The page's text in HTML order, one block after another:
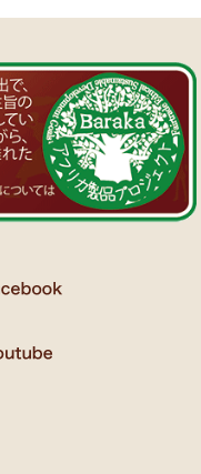
！～期間限定 在庫限り
ル～タンザニア産カシ
！
～期間限定 在庫限り
新入荷！トレーディン
もの～
荷～
ズの作品 新入荷！作家
慮したエシカル製品～
って毎日のように着てい
広める活動中！
ってすぐ着れるし、カフ
ているので、素肌寝（家
届きました。
。
わせるピアスを探してい
いますっ。